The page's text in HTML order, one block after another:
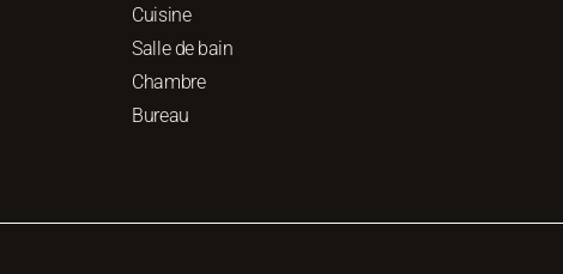
Cuisine
Salle de bain
Chambre
Bureau